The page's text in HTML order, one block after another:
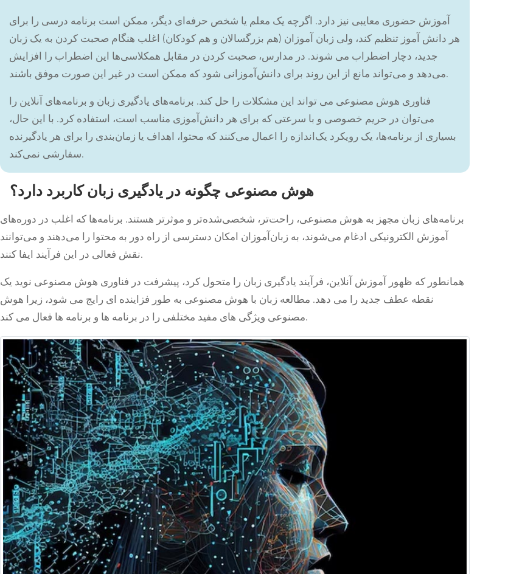
آموزش حضوری معایبی نیز دارد. اگرچه یک معلم یا شخص حرفه‌ای دیگر، ممکن است برنامه درسی را برای
هر دانش آموز تنظیم کند، ولی زبان آموزان (هم بزرگسالان و هم کودکان) اغلب هنگام صحبت کردن به یک زبان
جدید، دچار اضطراب می شوند. در مدارس، صحبت کردن در مقابل همکلاسی‌ها این اضطراب را افزایش
می‌دهد و می‌تواند مانع از این روند برای دانش‌آموزانی شود که ممکن است در غیر این صورت موفق باشند.
فناوری هوش مصنوعی می تواند این مشکلات را حل کند. برنامه‌های یادگیری زبان و برنامه‌های آنلاین را
می‌توان در حریم خصوصی و با سرعتی که برای هر دانش‌آموزی مناسب است، استفاده کرد. با این حال،
بسیاری از برنامه‌ها، یک رویکرد یک‌اندازه را اعمال می‌کنند که محتوا، اهداف یا زمان‌بندی را برای هر یادگیرنده
سفارشی نمی‌کند.
هوش مصنوعی چگونه در یادگیری زبان کاربرد دارد؟
برنامه‌های زبان مجهز به هوش مصنوعی، راحت‌تر، شخصی‌شده‌تر و موثرتر هستند. برنامه‌ها که اغلب در دوره‌های
آموزش الکترونیکی ادغام می‌شوند، به زبان‌آموزان امکان دسترسی از راه دور به محتوا را می‌دهند و می‌توانند
نقش فعالی در این فرآیند ایفا کنند.
همانطور که ظهور آموزش آنلاین، فرآیند یادگیری زبان را متحول کرد، پیشرفت در فناوری هوش مصنوعی نوید یک
نقطه عطف جدید را می دهد. مطالعه زبان با هوش مصنوعی به طور فزاینده ای رایج می شود، زیرا هوش
مصنوعی ویژگی های مفید مختلفی را در برنامه ها و برنامه ها فعال می کند.